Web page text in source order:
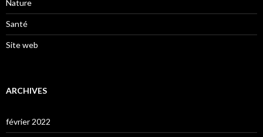
Nature
Santé
Site web
ARCHIVES
février 2022